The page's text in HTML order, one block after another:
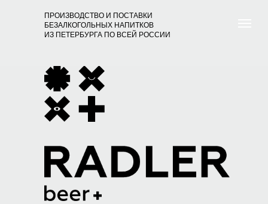
ПРОИЗВОДСТВО И ПОСТАВКИ
БЕЗАЛКОГОЛЬНЫХ НАПИТКОВ
ИЗ ПЕТЕРБУРГА ПО ВСЕЙ РОССИИ